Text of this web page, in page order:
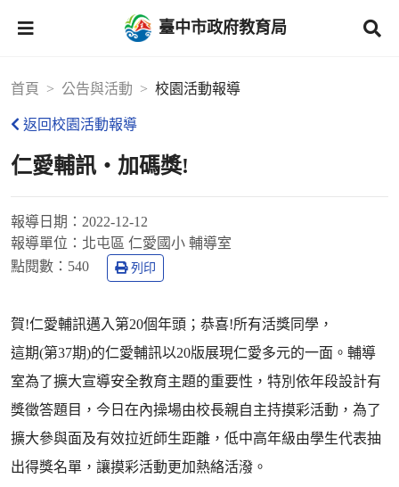
臺中市政府教育局
首頁 公告與活動 校園活動報導
返回校園活動報導
仁愛輔訊‧加碼獎!
報導日期： 2022-12-12
報導單位： 北屯區 仁愛國小 輔導室
點閱數： 540 列印
賀!仁愛輔訊邁入第20個年頭；恭喜!所有活獎同學，
這期(第37期)的仁愛輔訊以20版展現仁愛多元的一面。輔導
室為了擴大宣導安全教育主題的重要性，特別依年段設計有
獎徵答題目，今日在內操場由校長親自主持摸彩活動，為了
擴大參與面及有效拉近師生距離，低中高年級由學生代表抽
出得獎名單，讓摸彩活動更加熱絡活潑。